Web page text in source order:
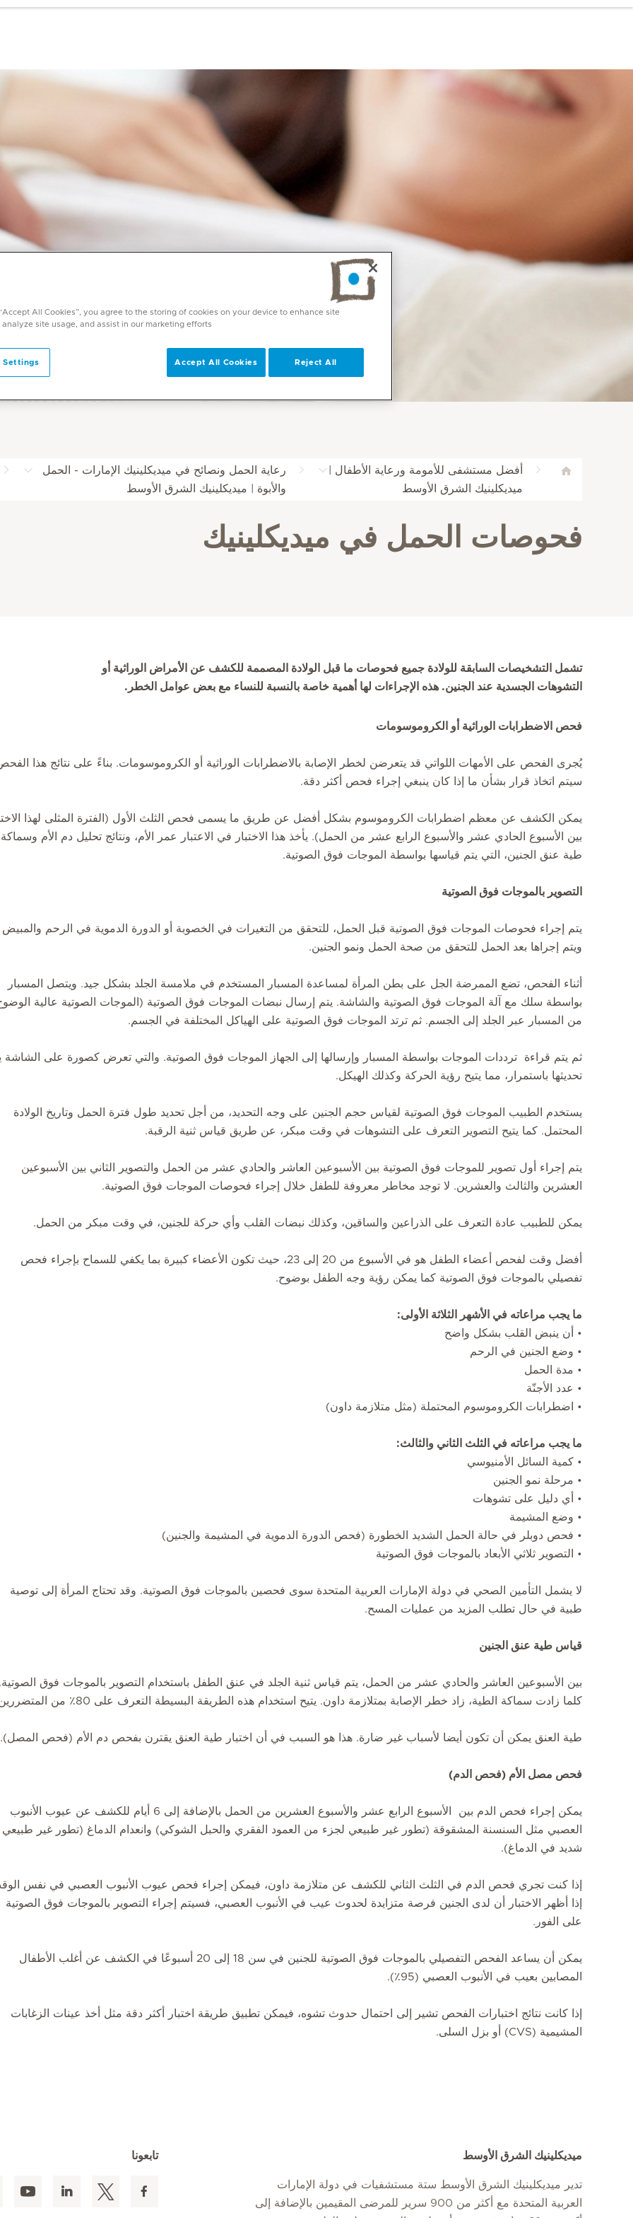
أفضل مستشفى للأمومة ورعاية الأطفال |
ميديكلينيك الشرق الأوسط
رعاية الحمل ونصائح في ميديكلينيك الإمارات - الحمل
والأبوة | ميديكلينيك الشرق الأوسط
فحوصات الحمل في ميديكلينيك
تشمل التشخيصات السابقة للولادة جميع فحوصات ما قبل الولادة المصممة للكشف عن الأمراض الوراثية أو
التشوهات الجسدية عند الجنين. هذه الإجراءات لها أهمية خاصة بالنسبة للنساء مع بعض عوامل الخطر.
فحص الاضطرابات الوراثية أو الكروموسومات
يُجرى الفحص على الأمهات اللواتي قد يتعرضن لخطر الإصابة بالاضطرابات الوراثية أو الكروموسومات. بناءً على نتائج هذا
سيتم اتخاذ قرار بشأن ما إذا كان ينبغي إجراء فحص أكثر دقة.
يمكن الكشف عن معظم اضطرابات الكروموسوم بشكل أفضل عن طريق ما يسمى فحص الثلث الأول (الفترة المثلى لهذا
بين الأسبوع الحادي عشر والأسبوع الرابع عشر من الحمل). يأخذ هذا الاختبار في الاعتبار عمر الأم، ونتائج تحليل دم الأم وسماكة
طية عنق الجنين، التي يتم قياسها بواسطة الموجات فوق الصوتية.
التصوير بالموجات فوق الصوتية
يتم إجراء فحوصات الموجات فوق الصوتية قبل الحمل، للتحقق من التغيرات في الخصوبة أو الدورة الدموية في الرحم والمبيض
ويتم إجراها بعد الحمل للتحقق من صحة الحمل ونمو الجنين.
أثناء الفحص، تضع الممرضة الجل على بطن المرأة لمساعدة المسبار المستخدم في ملامسة الجلد بشكل جيد. ويتصل المسبار
بواسطة سلك مع آلة الموجات فوق الصوتية والشاشة. يتم إرسال نبضات الموجات فوق الصوتية (الموجات الصوتية عالية
من المسبار عبر الجلد إلى الجسم. ثم ترتد الموجات فوق الصوتية على الهياكل المختلفة في الجسم.
ثم يتم قراءة ترددات الموجات بواسطة المسبار وإرسالها إلى الجهاز الموجات فوق الصوتية. والتي تعرض كصورة على الشاشة
تحديثها باستمرار، مما يتيح رؤية الحركة وكذلك الهيكل.
يستخدم الطبيب الموجات فوق الصوتية لقياس حجم الجنين على وجه التحديد، من أجل تحديد طول فترة الحمل وتاريخ الولادة
المحتمل. كما يتيح التصوير التعرف على التشوهات في وقت مبكر، عن طريق قياس ثنية الرقبة.
يتم إجراء أول تصوير للموجات فوق الصوتية بين الأسبوعين العاشر والحادي عشر من الحمل والتصوير الثاني بين الأسبوعين
العشرين والثالث والعشرين. لا توجد مخاطر معروفة للطفل خلال إجراء فحوصات الموجات فوق الصوتية.
يمكن للطبيب عادة التعرف على الذراعين والساقين، وكذلك نبضات القلب وأي حركة للجنين، في وقت مبكر من الحمل.
أفضل وقت لفحص أعضاء الطفل هو في الأسبوع من 20 إلى 23، حيث تكون الأعضاء كبيرة بما يكفي للسماح بإجراء فحص
تفصيلي بالموجات فوق الصوتية كما يمكن رؤية وجه الطفل بوضوح.
ما يجب مراعاته في الأشهر الثلاثة الأولى:
• أن ينبض القلب بشكل واضح
• وضع الجنين في الرحم
• مدة الحمل
• عدد الأجنّة
• اضطرابات الكروموسوم المحتملة (مثل متلازمة داون)
ما يجب مراعاته في الثلث الثاني والثالث:
• كمية السائل الأمنيوسي
• مرحلة نمو الجنين
• أي دليل على تشوهات
• وضع المشيمة
• فحص دوبلر في حالة الحمل الشديد الخطورة (فحص الدورة الدموية في المشيمة والجنين)
• التصوير ثلاثي الأبعاد بالموجات فوق الصوتية
لا يشمل التأمين الصحي في دولة الإمارات العربية المتحدة سوى فحصين بالموجات فوق الصوتية. وقد تحتاج المرأة إلى توصية
طبية في حال تطلب المزيد من عمليات المسح.
قياس طية عنق الجنين
بين الأسبوعين العاشر والحادي عشر من الحمل، يتم قياس ثنية الجلد في عنق الطفل باستخدام التصوير بالموجات فوق
كلما زادت سماكة الطية، زاد خطر الإصابة بمتلازمة داون. يتيح استخدام هذه الطريقة البسيطة التعرف على 80٪ من المتضررين.
طية العنق يمكن أن تكون أيضا لأسباب غير ضارة. هذا هو السبب في أن اختبار طية العنق يقترن بفحص دم الأم (فحص المصل).
فحص مصل الأم (فحص الدم)
يمكن إجراء فحص الدم بين الأسبوع الرابع عشر والأسبوع العشرين من الحمل بالإضافة إلى 6 أيام للكشف عن عيوب الأنبوب
العصبي مثل السنسنة المشقوقة (تطور غير طبيعي لجزء من العمود الفقري والحبل الشوكي) وانعدام الدماغ (تطور غير طبيعي
شديد في الدماغ).
إذا كنت تجري فحص الدم في الثلث الثاني للكشف عن متلازمة داون، فيمكن إجراء فحص عيوب الأنبوب العصبي في نفس
إذا أظهر الاختبار أن لدى الجنين فرصة متزايدة لحدوث عيب في الأنبوب العصبي، فسيتم إجراء التصوير بالموجات فوق الصوتية
على الفور.
يمكن أن يساعد الفحص التفصيلي بالموجات فوق الصوتية للجنين في سن 18 إلى 20 أسبوعًا في الكشف عن أغلب الأطفال
المصابين بعيب في الأنبوب العصبي (95٪).
إذا كانت نتائج اختبارات الفحص تشير إلى احتمال حدوث تشوه، فيمكن تطبيق طريقة اختبار أكثر دقة مثل أخذ عينات الزغابات
المشيمية (CVS) أو بزل السلى.
ميديكلينيك الشرق الأوسط
تدير ميديكلينيك الشرق الأوسط ستة مستشفيات في دولة الإمارات
العربية المتحدة مع أكثر من 900 سرير للمرضى المقيمين بالإضافة إلى
تابعونا
All Cookies”, you agree to the storing of cookies on your device to enhance site
site usage, and assist in our marketing efforts.
Settings Reject All
Accept All Cookies